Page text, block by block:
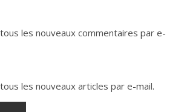
les nouveaux commentaires par e-
les nouveaux articles par e-mail.